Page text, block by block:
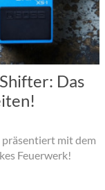
Das
präsentiert mit dem
Feuerwerk!